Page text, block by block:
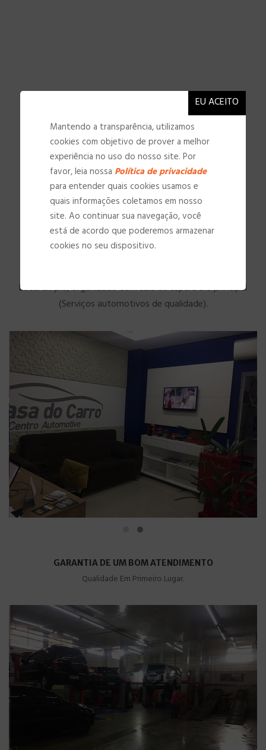
NOSSAS INSTALAÇÕES
Local amplo, organizado com sala de espera e o principal
(Serviços automotivos de qualidade).
GARANTIA DE UM BOM ATENDIMENTO
Qualidade Em Primeiro Lugar.
Mantendo a transparência, utilizamos
cookies com objetivo de prover a melhor
experiência no uso do nosso site. Por
favor, leia nossa Política de privacidade
para entender quais cookies usamos e
quais informações coletamos em nosso
site. Ao continuar sua navegação, você
está de acordo que poderemos armazenar
cookies no seu dispositivo.